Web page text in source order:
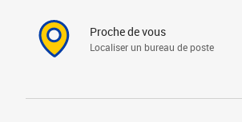
Proche de vous
Localiser un bureau de poste